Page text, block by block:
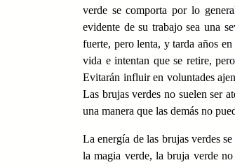
verde se comporta por lo
evidente de su trabajo sea una
fuerte, pero lenta, y tarda años
vida e intentan que se retire,
Evitarán influir en voluntades
Las brujas verdes no suelen ser
una manera que las demás no
La energía de las brujas verdes
la magia verde, la bruja verde